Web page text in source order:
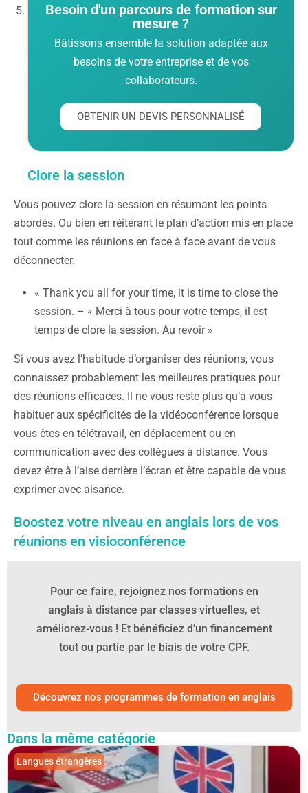
Besoin d'un parcours de formation sur
mesure ?
Bâtissons ensemble la solution adaptée aux
besoins de votre entreprise et de vos
collaborateurs.
OBTENIR UN DEVIS PERSONNALISÉ
Clore la session
Vous pouvez clore la session en résumant les points
abordés. Ou bien en réitérant le plan d’action mis en place
tout comme les réunions en face à face avant de vous
déconnecter.
« Thank you all for your time, it is time to close the
session. – « Merci à tous pour votre temps, il est
temps de clore la session. Au revoir »
Si vous avez l’habitude d’organiser des réunions, vous
connaissez probablement les meilleures pratiques pour
des réunions efficaces. Il ne vous reste plus qu’à vous
habituer aux spécificités de la vidéoconférence lorsque
vous êtes en télétravail, en déplacement ou en
communication avec des collègues à distance. Vous
devez être à l’aise derrière l’écran et être capable de vous
exprimer avec aisance.
Boostez votre niveau en anglais lors de vos
réunions en visioconférence
Pour ce faire, rejoignez nos formations en
anglais à distance par classes virtuelles, et
améliorez-vous ! Et bénéficiez d’un financement
tout ou partie par le biais de votre CPF.
Découvrez nos programmes de formation en anglais
Dans la même catégorie
Langues étrangères